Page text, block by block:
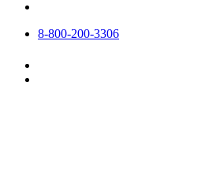
8-800-200-3306